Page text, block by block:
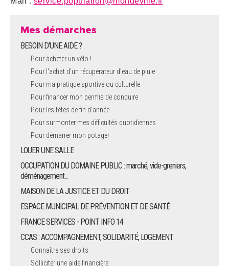
Mes démarches
BESOIN D'UNE AIDE ?
Pour acheter un vélo !
Pour l'achat d’un récupérateur d’eau de pluie
Pour ma pratique sportive ou culturelle
Pour financer mon permis de conduire
Pour les fêtes de fin d'année
Pour surmonter mes difficultés quotidiennes
Pour démarrer mon potager
LOUER UNE SALLE
OCCUPATION DU DOMAINE PUBLIC : marché, vide-greniers,
déménagement...
MAISON DE LA JUSTICE ET DU DROIT
ESPACE MUNICIPAL DE PRÉVENTION ET DE SANTÉ
FRANCE SERVICES - POINT INFO 14
CCAS : ACCOMPAGNEMENT, SOLIDARITÉ, LOGEMENT
Connaître ses droits
Solliciter une aide financière